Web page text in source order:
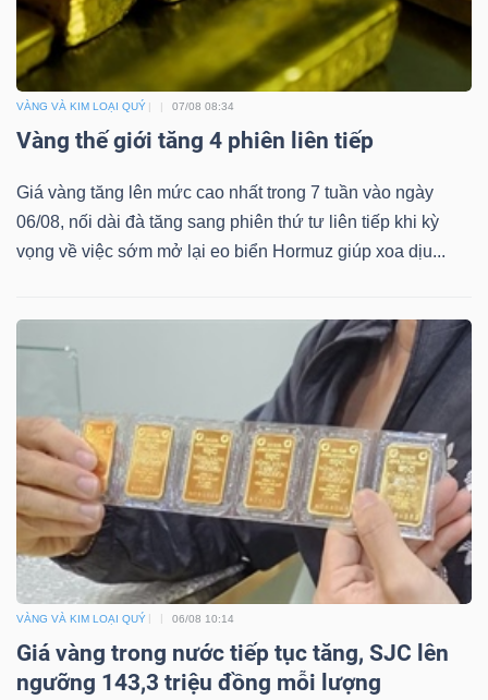
VÀNG VÀ KIM LOẠI QUÝ 07/08 08:34
Vàng thế giới tăng 4 phiên liên tiếp
Giá vàng tăng lên mức cao nhất trong 7 tuần vào ngày
06/08, nối dài đà tăng sang phiên thứ tư liên tiếp khi kỳ
vọng về việc sớm mở lại eo biển Hormuz giúp xoa dịu...
VÀNG VÀ KIM LOẠI QUÝ 06/08 10:14
Giá vàng trong nước tiếp tục tăng, SJC lên
ngưỡng 143,3 triệu đồng mỗi lượng
Tất cả Cổ phiếu Chỉ số Chứng chỉ quỹ Chứng
Lãnh
đạo
(-)
Tất cả Người nội bộ Người liên quan Cổ đông lớn
Tin
của
tác
giả
(-)
Báo
cáo
phân
tích